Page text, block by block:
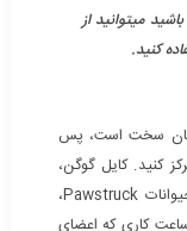
میتوانید از
کنید.
سخت است، پس
کنید. کایل گوگن،
موسس و مدیرعامل اجرایی فروشگاه ملزومات حیوانات Pawstruck،